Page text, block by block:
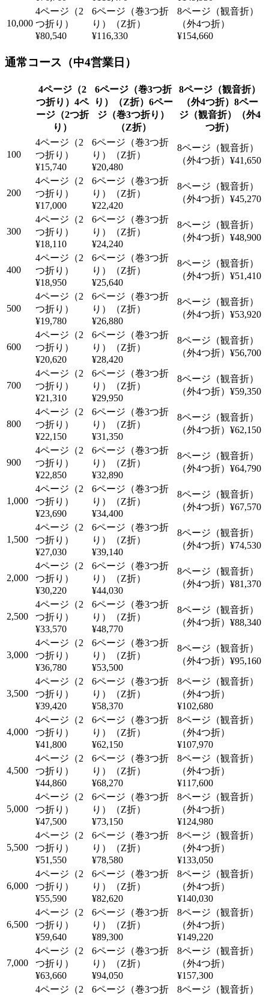
10,000
¥80,540
¥116,330 ¥154,660
通常コース（中4営業日）
4ペ
ージ（2つ折
り）
6ペー
ジ（巻3つ折り）
（Z折）
8ペー
ジ（観音折）（外4
つ折）
100
¥15,740
¥20,480
¥41,650
200
¥17,000
¥22,420
¥45,270
300
¥18,110
¥24,240
¥48,900
400
¥18,950
¥25,640
¥51,410
500
¥19,780
¥26,880
¥53,920
600
¥20,620
¥28,420
¥56,700
700
¥21,310
¥29,950
¥59,350
800
¥22,150
¥31,350
¥62,150
900
¥22,850
¥32,890
¥64,790
1,000
¥23,690
¥34,400
¥67,570
1,500
¥27,030
¥39,140
¥74,530
2,000
¥30,220
¥44,030
¥81,370
2,500
¥33,570
¥48,770
¥88,340
3,000
¥36,780
¥53,500
¥95,160
3,500
¥39,420
¥58,370 ¥102,680
4,000
¥41,800
¥62,150 ¥107,970
4,500
¥44,860
¥68,270 ¥117,600
5,000
¥47,500
¥73,150 ¥124,980
5,500
¥51,550
¥78,580 ¥133,050
6,000
¥55,590
¥82,620 ¥140,030
6,500
¥59,640
¥89,300 ¥149,220
7,000
¥63,660
¥94,050 ¥157,300